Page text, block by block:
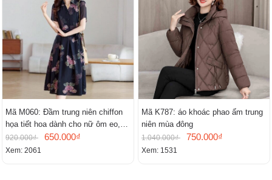
Mã M060: Đầm trung niên chiffon
họa tiết hoa dành cho nữ ôm eo,
cổ chữ V, đầm midi tay ngắn thanh
lịch.
920.000₫ 650.000₫
Xem: 2061
Mã K787: áo khoác phao ấm trung
niên mùa đông
1.040.000₫ 750.000₫
Xem: 1531